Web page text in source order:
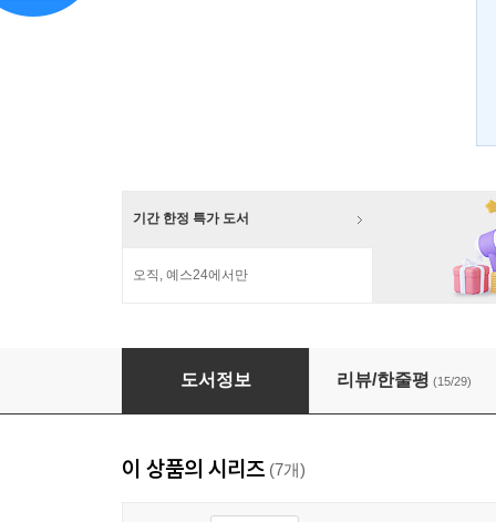
기간 한정 특가 도서
오직, 예스24에서만
절대적 고독자 1
도서정보 리뷰/한줄평 (15/29)
이 상품의 시리즈 (7개)